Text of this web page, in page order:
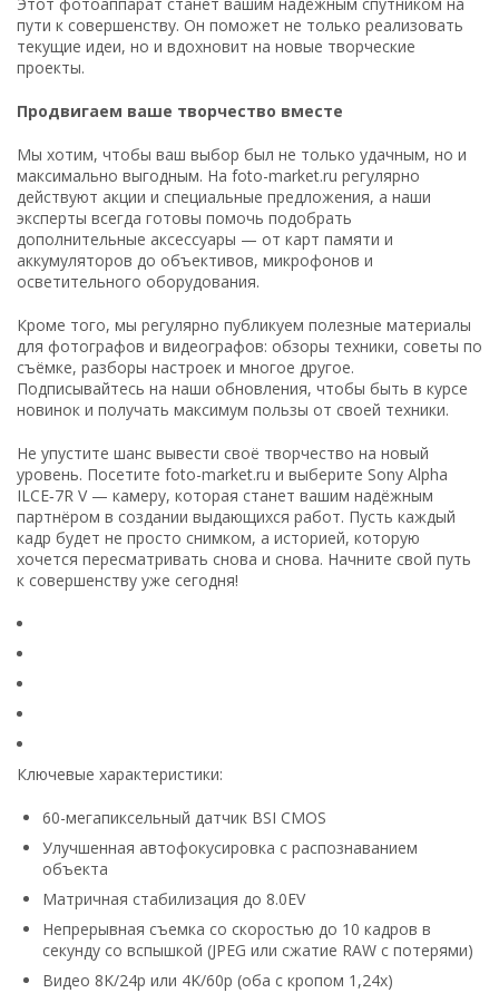
пути к совершенству. Он поможет не только реализовать
текущие идеи, но и вдохновит на новые творческие
проекты.
Продвигаем ваше творчество вместе
Мы хотим, чтобы ваш выбор был не только удачным, но и
максимально выгодным. На foto-market.ru регулярно
действуют акции и специальные предложения, а наши
эксперты всегда готовы помочь подобрать
дополнительные аксессуары — от карт памяти и
аккумуляторов до объективов, микрофонов и
осветительного оборудования.
Кроме того, мы регулярно публикуем полезные материалы
для фотографов и видеографов: обзоры техники, советы по
съёмке, разборы настроек и многое другое.
Подписывайтесь на наши обновления, чтобы быть в курсе
новинок и получать максимум пользы от своей техники.
Не упустите шанс вывести своё творчество на новый
уровень. Посетите foto-market.ru и выберите Sony Alpha
ILCE‑7R V — камеру, которая станет вашим надёжным
партнёром в создании выдающихся работ. Пусть каждый
кадр будет не просто снимком, а историей, которую
хочется пересматривать снова и снова. Начните свой путь
к совершенству уже сегодня!
Ключевые характеристики:
60-мегапиксельный датчик BSI CMOS
Улучшенная автофокусировка с распознаванием
объекта
Матричная стабилизация до 8.0EV
Непрерывная съемка со скоростью до 10 кадров в
секунду со вспышкой (JPEG или сжатие RAW с потерями)
Видео 8K/24p или 4K/60p (оба с кропом 1,24x)